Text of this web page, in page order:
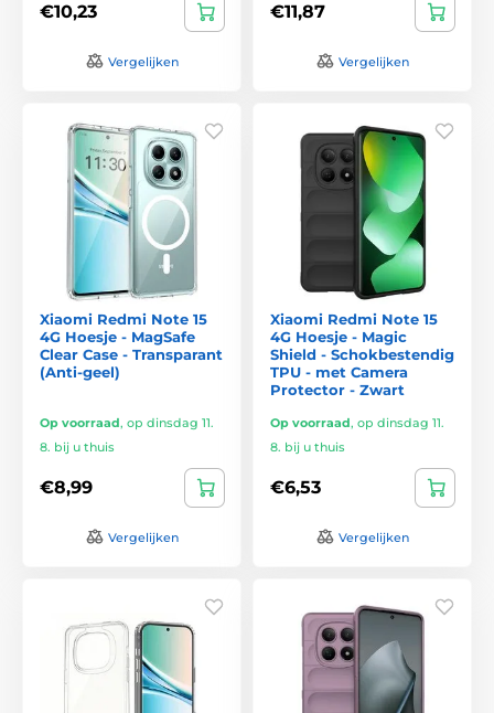
€10,23
Vergelijken
€11,87
Vergelijken
Xiaomi Redmi Note 15
4G Hoesje - MagSafe
Clear Case - Transparant
(Anti-geel)
Op voorraad, op dinsdag 11.
8. bij u thuis
€8,99
Vergelijken
Xiaomi Redmi Note 15
4G Hoesje - Magic
Shield - Schokbestendig
TPU - met Camera
Protector - Zwart
Op voorraad, op dinsdag 11.
8. bij u thuis
€6,53
Vergelijken